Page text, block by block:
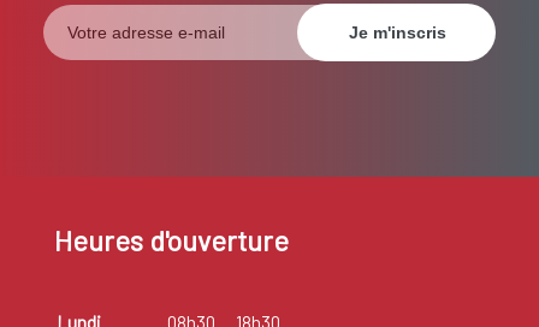
Heures d'ouverture
Lundi 08h30
18h30